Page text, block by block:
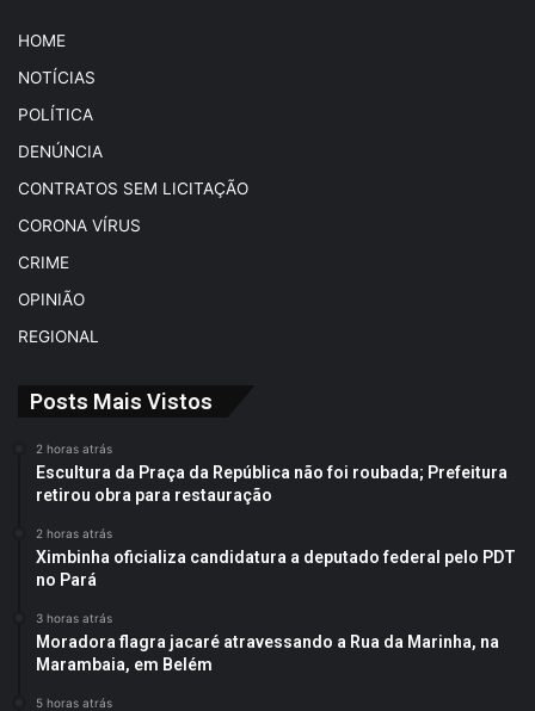
HOME
NOTÍCIAS
POLÍTICA
DENÚNCIA
CONTRATOS SEM LICITAÇÃO
CORONA VÍRUS
CRIME
OPINIÃO
REGIONAL
Posts Mais Vistos
2 horas atrás
Escultura da Praça da República não foi roubada; Prefeitura
retirou obra para restauração
2 horas atrás
Ximbinha oficializa candidatura a deputado federal pelo PDT
no Pará
3 horas atrás
Moradora flagra jacaré atravessando a Rua da Marinha, na
Marambaia, em Belém
5 horas atrás